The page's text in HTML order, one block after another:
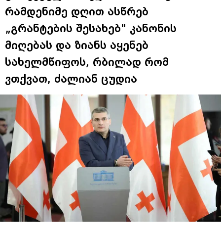
რამდენიმე დღით ასწრებ
„გრანტების შესახებ" კანონის
მიღებას და ზიანს აყენებ
სახელმწიფოს, რბილად რომ
ვთქვათ, ძალიან ცუდია